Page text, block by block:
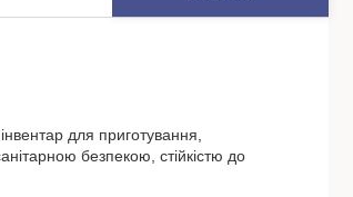
для приготування,
безпекою, стійкістю до